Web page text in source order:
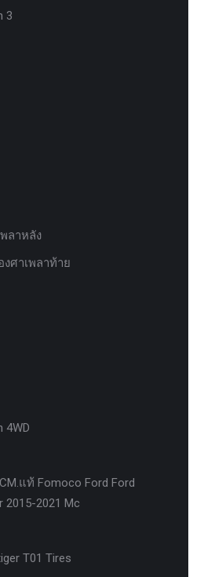
3
ลาหลัง
ศาเพลาท้าย
แท้ Fomoco Ford Ford
2015-2021 Mc
T01 Tires